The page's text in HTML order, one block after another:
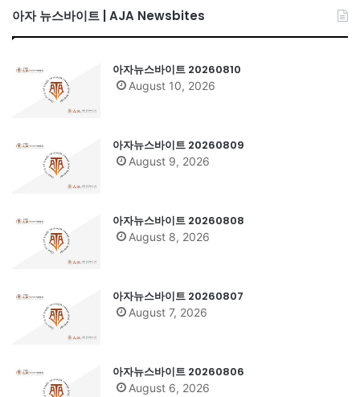
아자 뉴스바이트 | AJA Newsbites
아자뉴스바이트 20260810
August 10, 2026
아자뉴스바이트 20260809
August 9, 2026
아자뉴스바이트 20260808
August 8, 2026
아자뉴스바이트 20260807
August 7, 2026
아자뉴스바이트 20260806
August 6, 2026